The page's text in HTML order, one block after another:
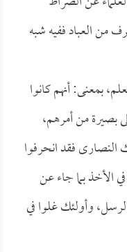
من العباد ففيه شبه
بمعنى: أنهم كانوا
بصيرة من أمرهم،
النصارى فقد انحرفوا
الأخذ بما جاء عن
وأولئك غلوا في